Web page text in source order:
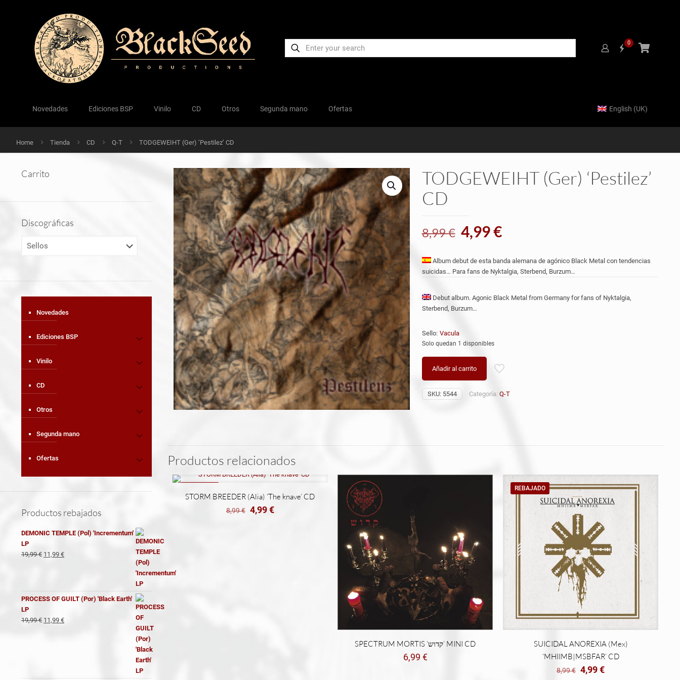
0
Novedades Ediciones BSP Vinilo CD Otros Segunda mano Ofertas English (UK)
Home Tienda CD Q-T TODGEWEIHT (Ger) ‘Pestilez’ CD
TODGEWEIHT (Ger) ‘Pestilez’
CD
8,99€ El
precio
original
era:
8,99 €.
4,99€El
actual
es:
4,99 €.
Album debut de esta banda alemana de agónico Black Metal con tendencias
suicidas… Para fans de Nyktalgia, Sterbend, Burzum…
Debut album. Agonic Black Metal from Germany for fans of Nyktalgia,
Sterbend, Burzum…
Sello: Vacula
Solo quedan 1 disponibles
Añadir al carrito
SKU: 5544 Categoría: Q-T
Productos relacionados
STORM BREEDER (Alia) ‘The knave’ CD
8,99€ El
4,99€El
SPECTRUM MORTIS ‘קדוש’ MINI CD
6,99 €
REBAJADO
SUICIDAL ANOREXIA (Mex)
‘MHIIMB|MSBFAR’ CD
8,99€ El
4,99€El
Carrito
Discográficas
Novedades
Ediciones BSP
Vinilo
CD
Otros
Segunda mano
Ofertas
Productos rebajados
DEMONIC TEMPLE (Pol) 'Incrementum'
LP
19,99€ El
19,99 €.
11,99 €El
11,99 €.
PROCESS OF GUILT (Por) 'Black Earth'
LP
19,99€ El
11,99 €El